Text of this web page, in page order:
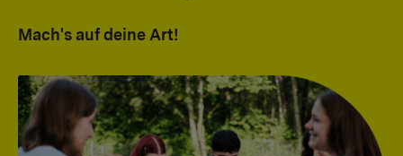
Mach's auf deine Art!